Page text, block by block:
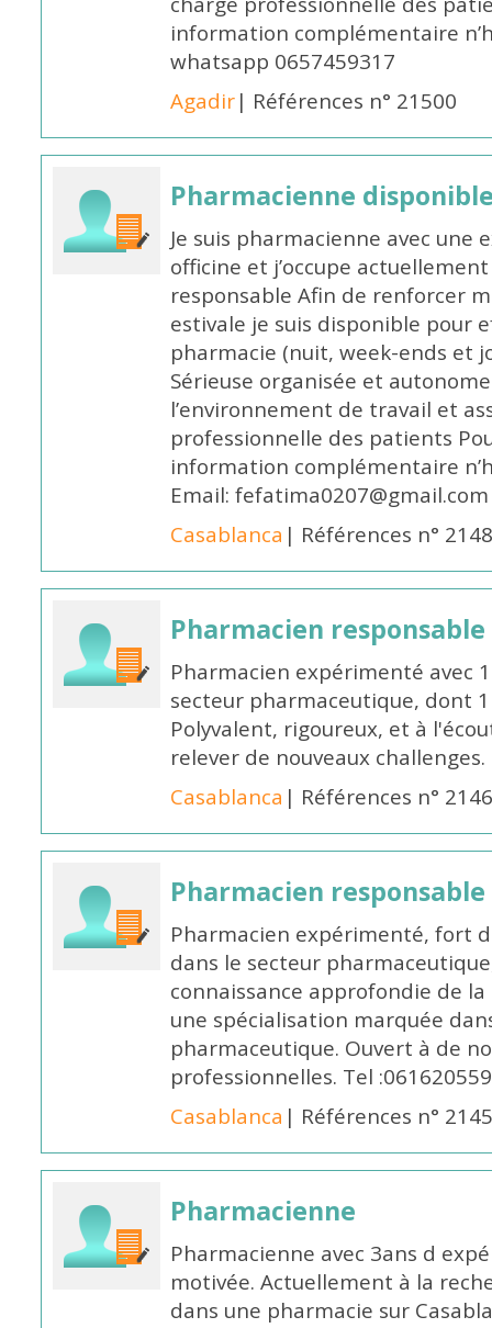
information complémentaire
whatsapp 0657459317
Agadir| Références n° 21500
Pharmacienne
Je suis pharmacienne avec
officine et j’occupe
responsable Afin de renforcer
estivale je suis disponible pour
pharmacie (nuit, week-ends et
Sérieuse organisée et
l’environnement de travail et
professionnelle des patients
information complémentaire
Email: fefatima0207@gmail.com
Casablanca | Références n°
Pharmacien responsable
Pharmacien expérimenté avec
secteur pharmaceutique, dont
Polyvalent, rigoureux, et à
relever de nouveaux
Casablanca | Références n°
Pharmacien responsable
Pharmacien expérimenté, fort
dans le secteur
connaissance approfondie de
une spécialisation marquée
pharmaceutique. Ouvert à de
professionnelles. Tel
Casablanca | Références n°
Pharmacienne
Pharmacienne avec 3ans d
motivée. Actuellement à la
dans une pharmacie sur